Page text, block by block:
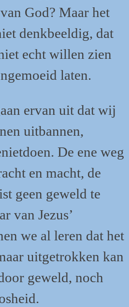
God? Maar het
denkbeeldig, dat
echt willen zien
laten.
ervan uit dat wij
uitbannen,
De ene weg
en macht, de
geen geweld te
van Jezus’
we al leren dat het
uitgetrokken kan
geweld, noch